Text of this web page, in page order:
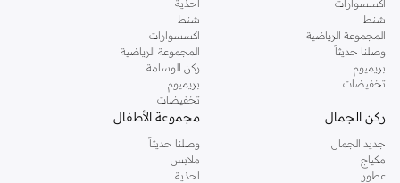
اكسسوارات
شنط
المجموعة الرياضية
وصلنا حديثاً
بريميوم
تخفيضات
أحذية
شنط
اكسسوارات
المجموعة الرياضية
ركن الوسامة
بريميوم
تخفيضات
ركن الجمال
جديد الجمال
مكياج
عطور
مجموعة الأطفال
وصلنا حديثاً
ملابس
احذية